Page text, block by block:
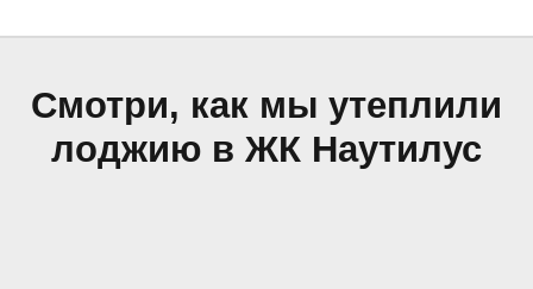
Смотри, как мы утеплили
лоджию в ЖК Наутилус